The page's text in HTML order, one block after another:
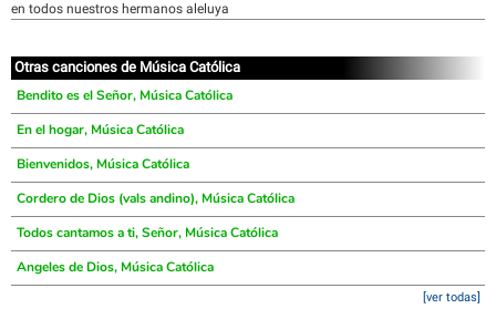
en todos nuestros hermanos aleluya
Otras canciones de Música Católica
Bendito es el Señor, Música Católica
En el hogar, Música Católica
Bienvenidos, Música Católica
Cordero de Dios (vals andino), Música Católica
Todos cantamos a ti, Señor, Música Católica
Angeles de Dios, Música Católica
[ver todas]